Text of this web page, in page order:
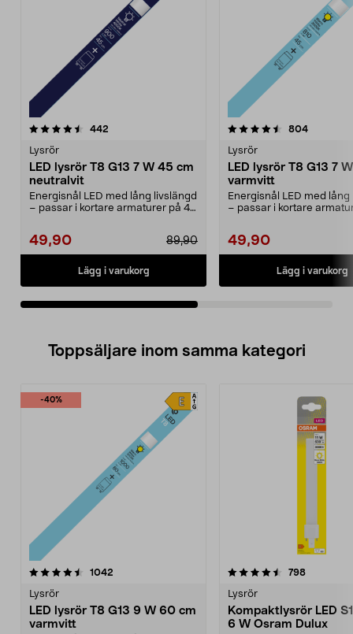
442
Lysrör
LED lysrör T8 G13 7 W 45 cm
neutralvit
Energisnål LED med lång livslängd
– passar i kortare armaturer på 45
89,90
49,90
Lägg i varukorg
4.5av 5 stjärnor 804
Lysrör
LED lysrör T8 G13 7
varmvitt
Energisnål LED med
– passar i kortare
49,90
Lägg i varukorg
4.5av 5 stjärnor
Toppsäljare inom samma kategori
-40%
1042
Lysrör
LED lysrör T8 G13 9 W 60 cm
varmvitt
4.5 av 5 stjärnor 798
Lysrör
Kompaktlysrör LED
6 W Osram Dulux
4.5 av 5 stjärnor